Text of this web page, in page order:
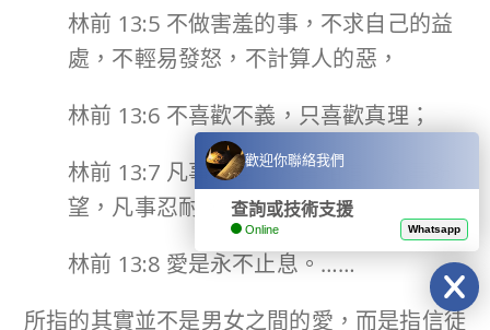
林前 13:5 不做害羞的事，不求自己的益
處，不輕易發怒，不計算人的惡，
林前 13:6 不喜歡不義，只喜歡真理；
林前 13:7 凡事包容，凡事相信，凡事盼
望，凡事忍耐。
林前 13:8 愛是永不止息。……
所指的其實並不是男女之間的愛，而是指信徒
歡迎你聯絡我們
查詢或技術支援
Online Whatsapp